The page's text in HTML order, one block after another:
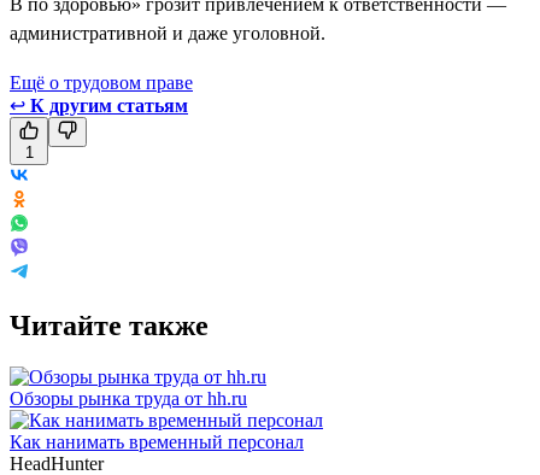
административной и даже уголовной.
Ещё о трудовом праве
↩ К другим статьям
1
Читайте также
Обзоры рынка труда от hh.ru
Как нанимать временный персонал
HeadHunter